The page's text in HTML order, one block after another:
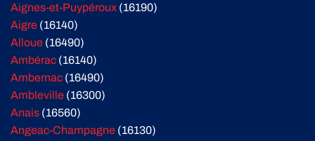
Aignes-et-Puypéroux (16190)
Aigre (16140)
Alloue (16490)
Ambérac (16140)
Ambernac (16490)
Ambleville (16300)
Anais (16560)
Angeac-Champagne (16130)